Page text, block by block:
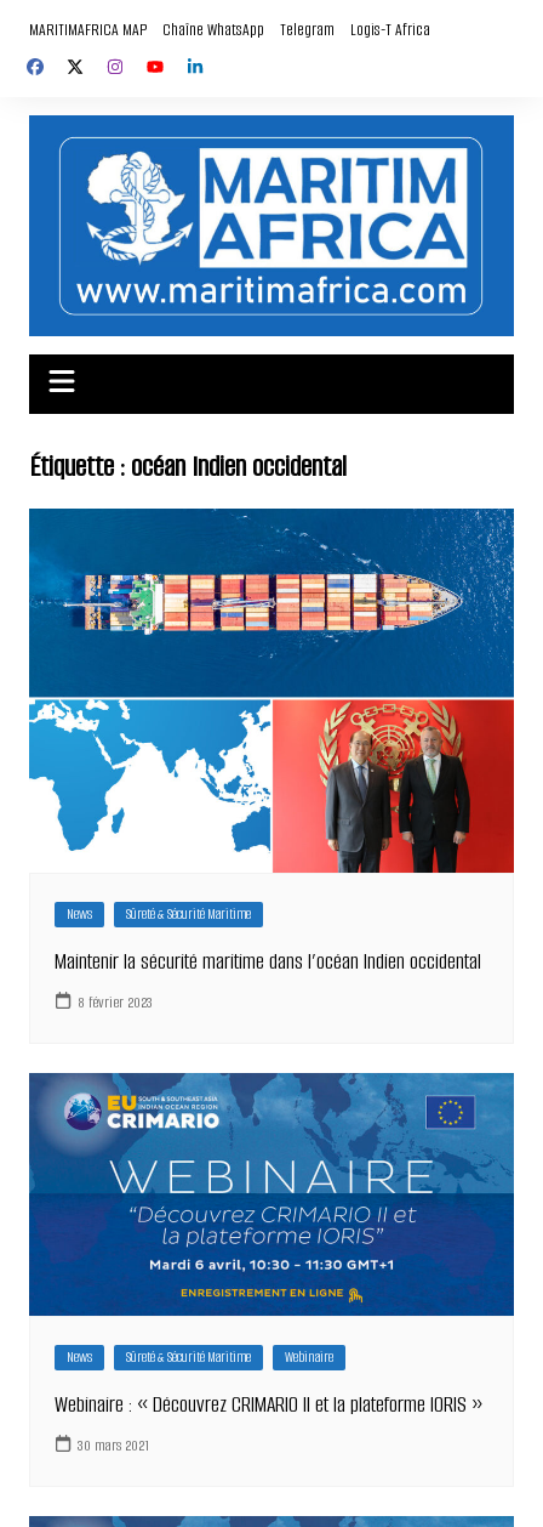
contenu
MARITIMAFRICA MAP Chaîne WhatsApp Telegram Logis-T Africa
Étiquette :océan Indien occidental
News Sûreté & Sécurité Maritime
Maintenir la sécurité maritime dans l’océan Indien occidental
8 février 2023
News Sûreté & Sécurité Maritime Webinaire
Webinaire : « Découvrez CRIMARIO II et la plateforme IORIS »
30 mars 2021